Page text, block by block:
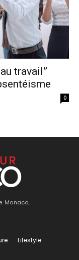
travail”
0
Monaco,
Lifestyle